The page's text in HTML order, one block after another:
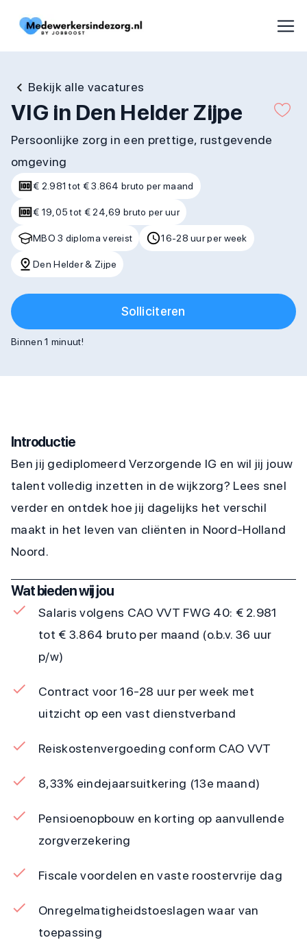
Bekijk alle vacatures
VIG in Den Helder Zijpe
Persoonlijke zorg in een prettige, rustgevende
omgeving
€ 2.981 tot € 3.864 bruto per maand
€ 19,05 tot € 24,69 bruto per uur
MBO 3 diploma vereist 16-28 uur per week
Den Helder & Zijpe
Solliciteren
Binnen 1 minuut!
Introductie
Ben jij gediplomeerd Verzorgende IG en wil jij jouw
talent volledig inzetten in de wijkzorg? Lees snel
verder en ontdek hoe jij dagelijks het verschil
maakt in het leven van cliënten in Noord-Holland
Noord.
Wat bieden wij jou
Salaris volgens CAO VVT FWG 40: € 2.981
tot € 3.864 bruto per maand (o.b.v. 36 uur
p/w)
Contract voor 16-28 uur per week met
uitzicht op een vast dienstverband
Reiskostenvergoeding conform CAO VVT
8,33% eindejaarsuitkering (13e maand)
Pensioenopbouw en korting op aanvullende
zorgverzekering
Fiscale voordelen en vaste roostervrije dag
Onregelmatigheidstoeslagen waar van
toepassing